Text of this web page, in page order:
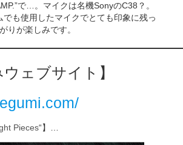
で…。マイクは名機SonyのC38？。
でも使用したマイクでとても印象に残っ
りが楽しみです。
ウェブサイト】
Pieces“】…